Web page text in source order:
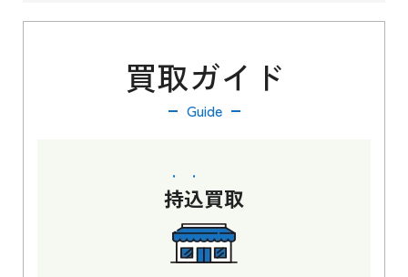
買取ガイド
Guide
持込買取